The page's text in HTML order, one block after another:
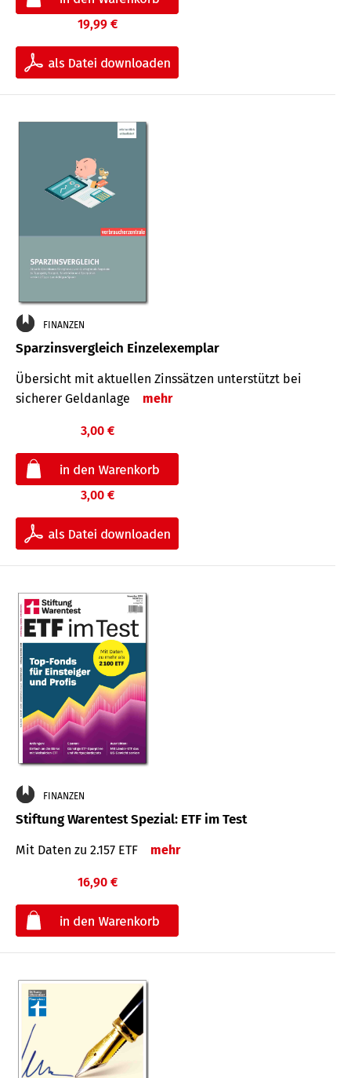
19,99 €
FINANZEN
Sparzinsvergleich Einzelexemplar
Übersicht mit aktuellen Zinssätzen unterstützt bei
sicherer Geldanlage
mehr
3,00 €
3,00 €
FINANZEN
Stiftung Warentest Spezial: ETF im Test
Mit Daten zu 2.157 ETF mehr
16,90 €